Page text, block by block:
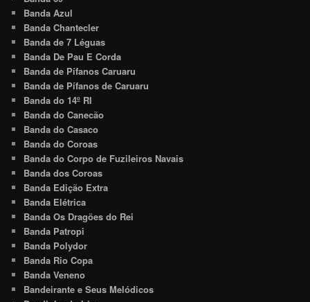
Banda Azul
Banda Chantecler
Banda de 7 Léguas
Banda De Pau E Corda
Banda de Pífanos Caruaru
Banda de Pífanos de Caruaru
Banda do 14º RI
Banda do Canecão
Banda do Casaco
Banda do Coroas
Banda do Corpo de Fuzileiros Navais
Banda dos Coroas
Banda Edição Extra
Banda Elétrica
Banda Os Dragões do Rei
Banda Patropi
Banda Polydor
Banda Rio Copa
Banda Veneno
Bandeirante e Seus Melódicos